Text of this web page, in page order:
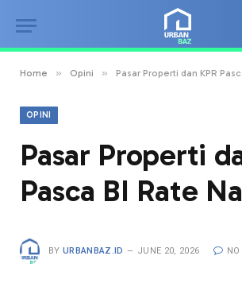
Home » Opini » Pasar Properti dan KPR
OPINI
Pasar Properti
Pasca BI Rate
BY URBANBAZ.ID JUNE 20, 2026